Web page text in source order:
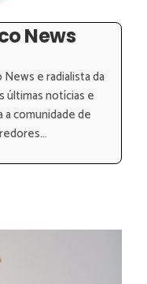
News
e radialista da
últimas notícias e
comunidade de